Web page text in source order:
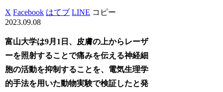
X Facebook はてブ LINE コピー
2023.09.08
富山大学は9月1日、皮膚の上からレーザ
ーを照射することで痛みを伝える神経細
胞の活動を抑制することを、電気生理学
的手法を用いた動物実験で検証したと発